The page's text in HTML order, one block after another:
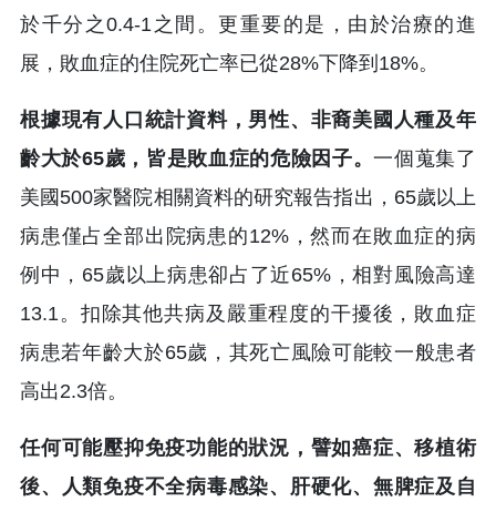
於千分之0.4-1之間。更重要的是，由於治療的進
展，敗血症的住院死亡率已從28%下降到18%。
根據現有人口統計資料，男性、非裔美國人種及年
齡大於65歲，皆是敗血症的危險因子。一個蒐集了
美國500家醫院相關資料的研究報告指出，65歲以上
病患僅占全部出院病患的12%，然而在敗血症的病
例中，65歲以上病患卻占了近65%，相對風險高達
13.1。扣除其他共病及嚴重程度的干擾後，敗血症
病患若年齡大於65歲，其死亡風險可能較一般患者
高出2.3倍。
任何可能壓抑免疫功能的狀況，譬如癌症、移植術
後、人類免疫不全病毒感染、肝硬化、無脾症及自